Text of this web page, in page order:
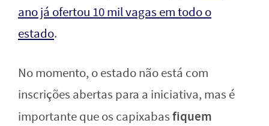
ano já ofertou 10 mil vagas em todo o
estado.
No momento, o estado não está com
inscrições abertas para a iniciativa, mas é
importante que os capixabasfiquem